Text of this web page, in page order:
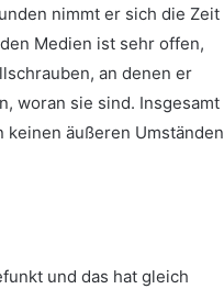
nimmt er sich die Zeit
Medien ist sehr offen,
an denen er
woran sie sind. Insgesamt
keinen äußeren Umständen
und das hat gleich